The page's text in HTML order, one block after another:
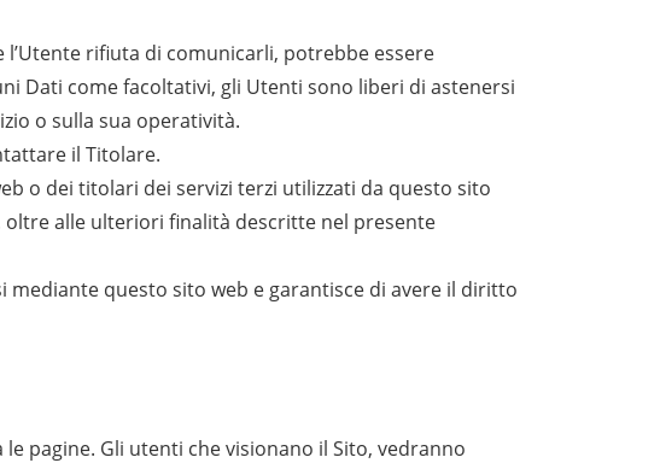
rifiuta di comunicarli, potrebbe essere
Dati come facoltativi, gli Utenti sono liberi di astenersi
o sulla sua operatività.
il Titolare.
o dei titolari dei servizi terzi utilizzati da questo sito
alle ulteriori finalità descritte nel presente
questo sito web e garantisce di avere il diritto
pagine. Gli utenti che visionano il Sito, vedranno